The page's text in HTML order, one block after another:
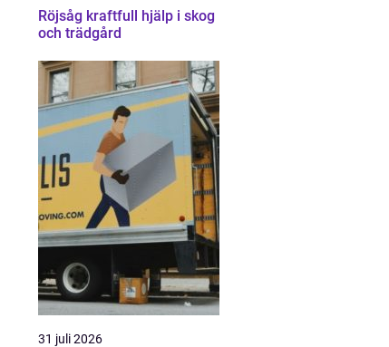
Röjsåg kraftfull hjälp i skog
och trädgård
31 juli 2026